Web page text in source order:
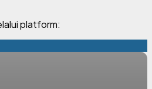
platform: